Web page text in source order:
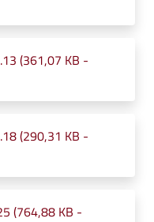
(361,07 KB -
(290,31 KB -
(764,88 KB -